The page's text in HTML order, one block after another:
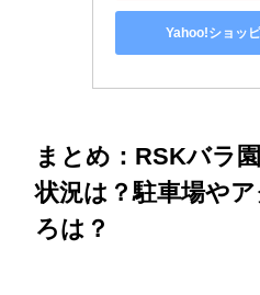
Yahoo!ショッ
まとめ：RSKバラ
状況は？駐車場や
ろは？